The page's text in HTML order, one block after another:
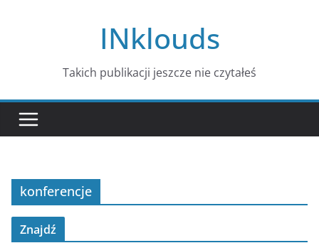
INklouds
Takich publikacji jeszcze nie czytałeś
konferencje
Znajdź